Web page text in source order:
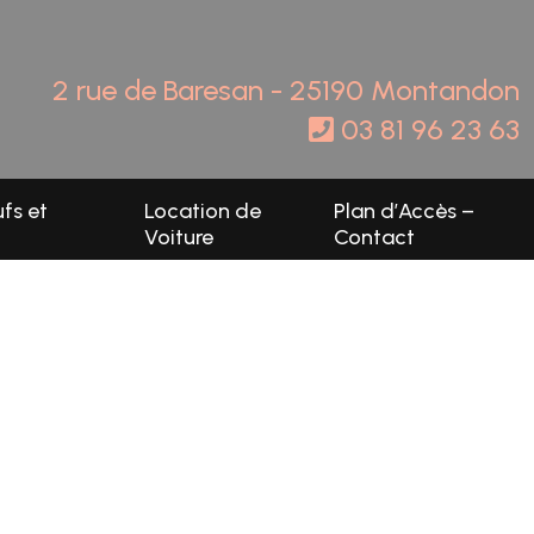
2 rue de Baresan - 25190 Montandon
03 81 96 23 63
et
Location de
Voiture
Plan d’Accès –
Contact